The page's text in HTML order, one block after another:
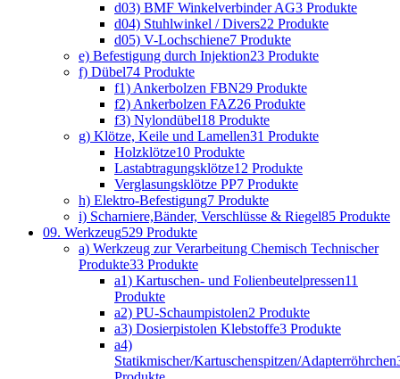
d03) BMF Winkelverbinder AG3 Produkte
d04) Stuhlwinkel / Divers22 Produkte
d05) V-Lochschiene7 Produkte
e) Befestigung durch Injektion23 Produkte
f) Dübel74 Produkte
f1) Ankerbolzen FBN29 Produkte
f2) Ankerbolzen FAZ26 Produkte
f3) Nylondübel18 Produkte
g) Klötze, Keile und Lamellen31 Produkte
Holzklötze10 Produkte
Lastabtragungsklötze12 Produkte
Verglasungsklötze PP7 Produkte
h) Elektro-Befestigung7 Produkte
i) Scharniere,Bänder, Verschlüsse & Riegel85 Produkte
09. Werkzeug529 Produkte
a) Werkzeug zur Verarbeitung Chemisch Technischer
Produkte33 Produkte
a1) Kartuschen- und Folienbeutelpressen11
Produkte
a2) PU-Schaumpistolen2 Produkte
a3) Dosierpistolen Klebstoffe3 Produkte
a4)
Statikmischer/Kartuschenspitzen/Adapterröhrchen